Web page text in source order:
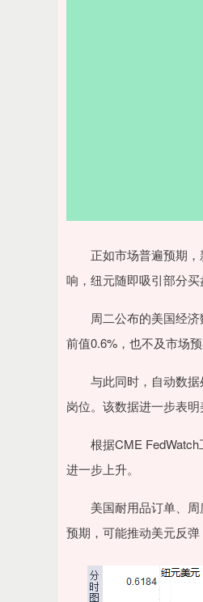
正如市场普遍预期，
响，纽元随即吸引部分
周二公布的美国经济
前值0.6%，也不及市场预
与此同时，自动数据
岗位。该数据进一步表
根据CME FedWatch
进一步上升。
美国耐用品订单、周
预期，可能推动美元反弹